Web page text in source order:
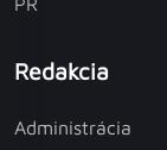
Redakcia
Administrácia